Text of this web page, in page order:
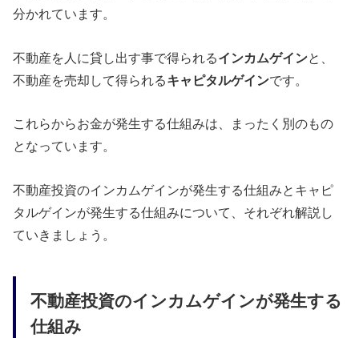
分かれています。
不動産を人に貸し出す事で得られるインカムゲインと、
不動産を売却して得られるキャピタルゲインです。
これらからお金が発生する仕組みは、まったく別のもの
となっています。
不動産投資のインカムゲインが発生する仕組みとキャピ
タルゲインが発生する仕組みについて、それぞれ解説し
ていきましょう。
不動産投資のインカムゲインが発生する
仕組み